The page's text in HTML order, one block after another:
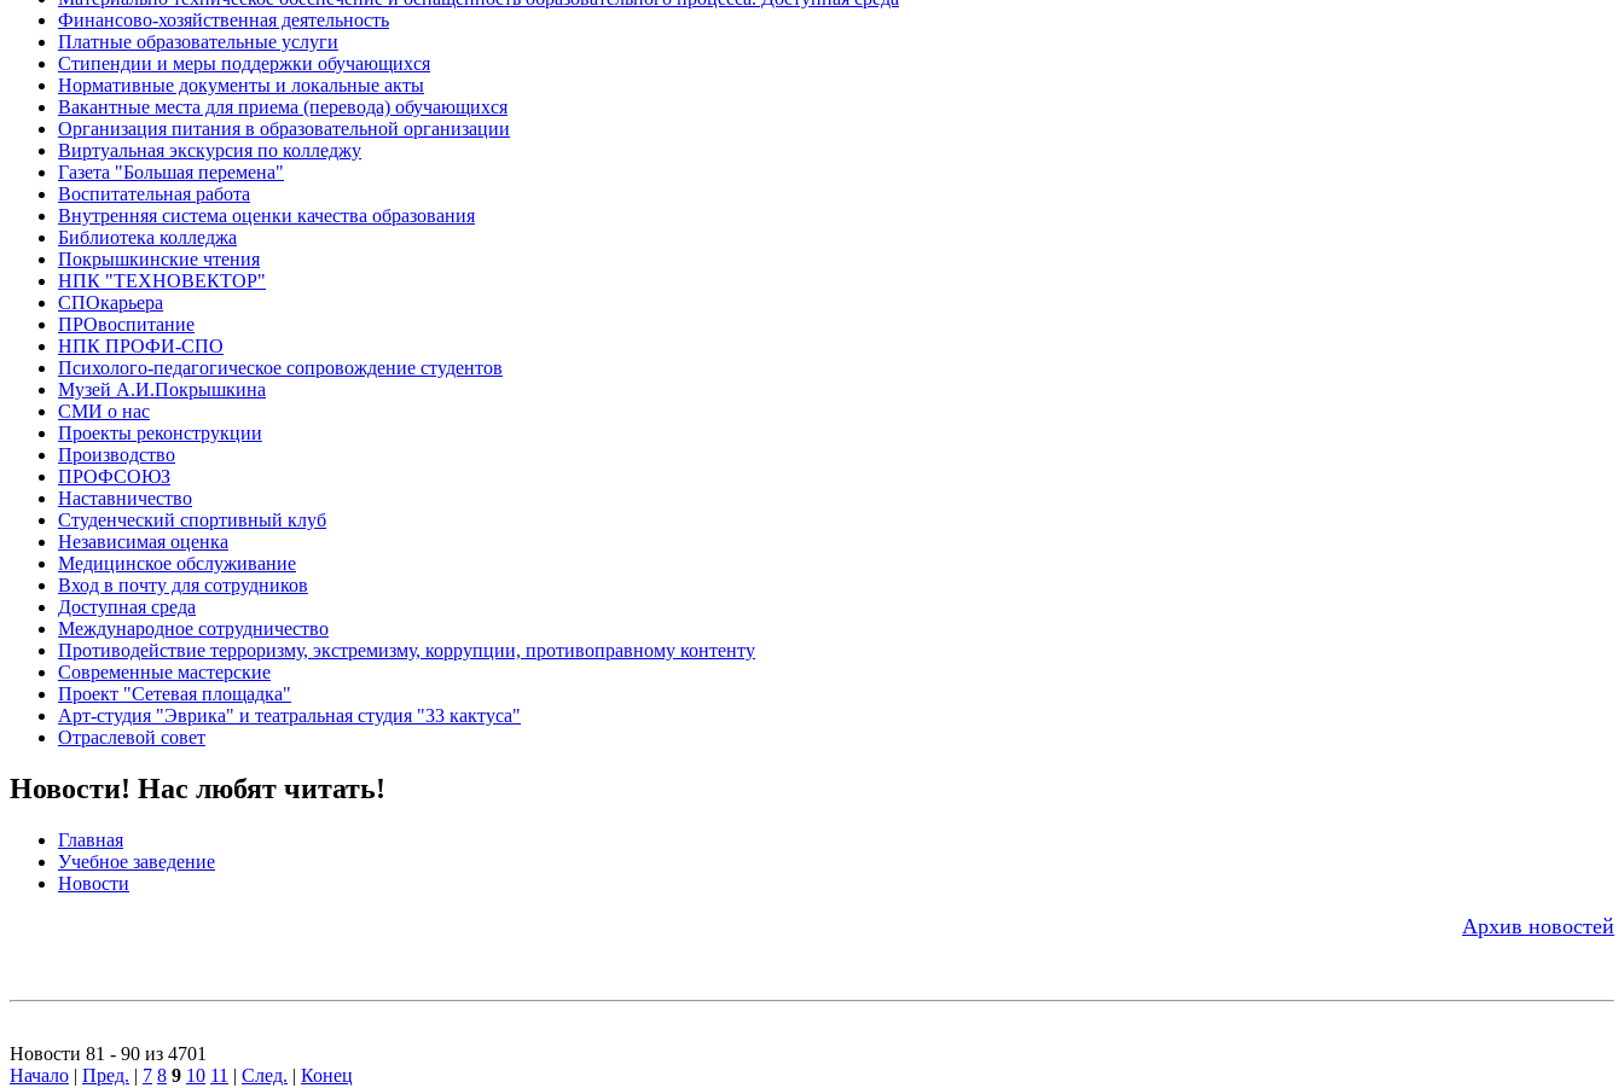
Финансово-хозяйственная деятельность
Платные образовательные услуги
Стипендии и меры поддержки обучающихся
Нормативные документы и локальные акты
Вакантные места для приема (перевода) обучающихся
Организация питания в образовательной организации
Виртуальная экскурсия по колледжу
Газета "Большая перемена"
Воспитательная работа
Внутренняя система оценки качества образования
Библиотека колледжа
Покрышкинские чтения
НПК "ТЕХНОВЕКТОР"
СПОкарьера
ПРОвоспитание
НПК ПРОФИ-СПО
Психолого-педагогическое сопровождение студентов
Музей А.И.Покрышкина
СМИ о нас
Проекты реконструкции
Производство
ПРОФСОЮЗ
Наставничество
Студенческий спортивный клуб
Независимая оценка
Медицинское обслуживание
Вход в почту для сотрудников
Доступная среда
Международное сотрудничество
Противодействие терроризму, экстремизму, коррупции, противоправному контенту
Современные мастерские
Проект "Сетевая площадка"
Арт-студия "Эврика" и театральная студия "33 кактуса"
Отраслевой совет
Новости! Нас любят читать!
Главная
Учебное заведение
Новости
Архив новостей
Новости 81 - 90 из 4701
Начало | Пред. | 7 8 9 10 11 | След. | Конец